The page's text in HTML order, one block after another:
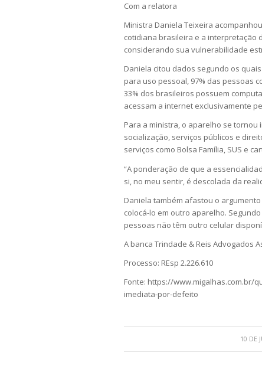
Com a relatora
Ministra Daniela Teixeira
cotidiana brasileira e a interpretação
considerando sua vulnerabilidade
Daniela citou dados segundo os
para uso pessoal, 97% das pessoas
33% dos brasileiros possuem
acessam a internet exclusivamente
Para a ministra, o aparelho se
socialização, serviços públicos e
serviços como Bolsa Família, SUS e
“A ponderação de que a
si, no meu sentir, é descolada da
Daniela também afastou o
colocá-lo em outro aparelho.
pessoas não têm outro celular
A banca Trindade & Reis Advogados
Processo: REsp 2.226.610
Fonte: https://www.migalhas.com.br/
imediata-por-defeito
10 DE